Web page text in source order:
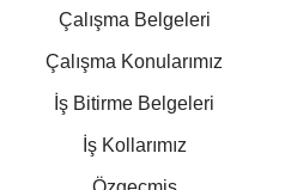
Kat Kaloriferi Tesisatları
Doğalgaz Tesisatları
Otomasyon Sistem
Kurulumları
Çalışma Belgeleri
Çalışma Konularımız
İş Bitirme Belgeleri
İş Kollarımız